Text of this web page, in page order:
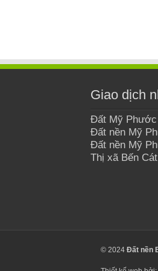
Giao dịch
Đất Mỹ
Đất nền Mỹ
Đất nền Mỹ
Thị xã Bến
© 2024 Đất nền